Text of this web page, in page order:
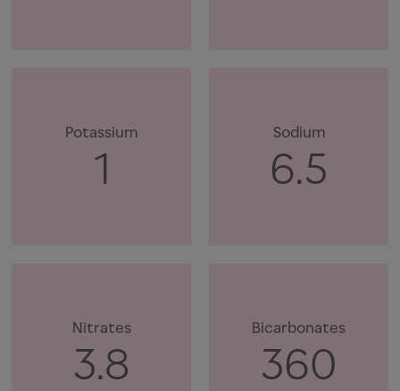
Potassium
1
Sodium
6.5
Nitrates
3.8
Bicarbonates
360